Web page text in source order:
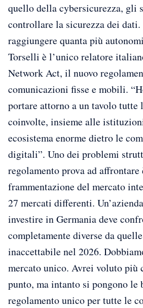
quello della cybersicurezza, gli
controllare la sicurezza dei dati.
raggiungere quanta più
Torselli è l’unico relatore
Network Act, il nuovo
comunicazioni fisse e mobili.
portare attorno a un tavolo tutte
coinvolte, insieme alle
ecosistema enorme dietro le
digitali”. Uno dei problemi
regolamento prova ad affrontare
frammentazione del mercato
27 mercati differenti.
investire in Germania deve
completamente diverse da
inaccettabile nel 2026.
mercato unico. Avrei voluto più
punto, ma intanto si pongono le
regolamento unico per tutte le